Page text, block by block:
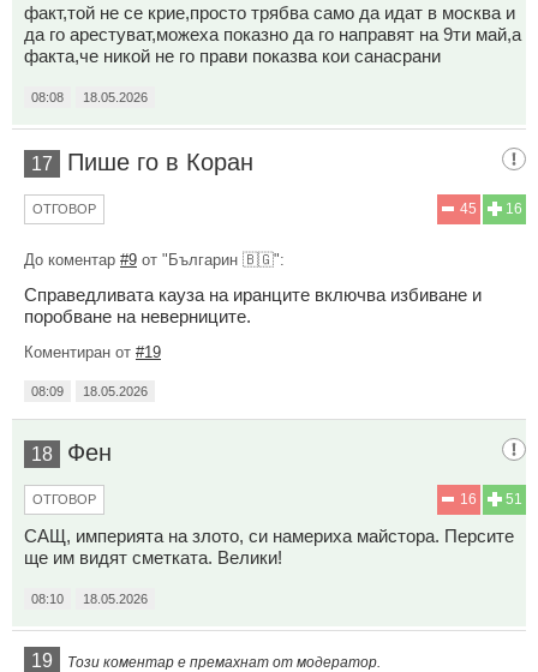
факт,той не се крие,просто трябва само да идат в москва и
да го арестуват,можеха показно да го направят на 9ти май,а
факта,че никой не го прави показва кои санасрани
08:08 18.05.2026
17 Пише го в Коран
16
45
ОТГОВОР
До коментар #9 от "Българин 🇧🇬":
Справедливата кауза на иранците включва избиване и
поробване на неверниците.
Коментиран от #19
08:09 18.05.2026
18 Фен
51
16
ОТГОВОР
САЩ, империята на злото, си намериха майстора. Персите
ще им видят сметката. Велики!
08:10 18.05.2026
19 Този коментар е премахнат от модератор.